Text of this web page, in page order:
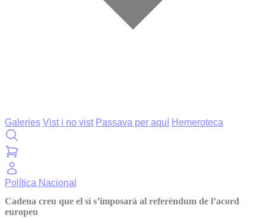
Galeries Vist i no vist Passava per aquí Hemeroteca
Política Nacional
Cadena creu que el sí s’imposarà al referèndum de l’acord
europeu